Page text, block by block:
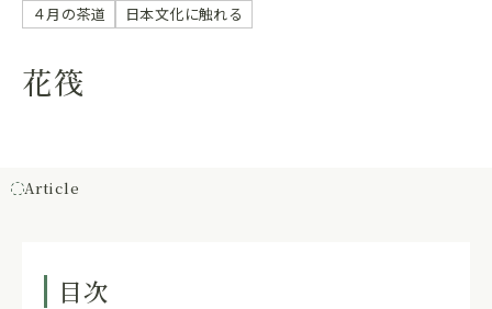
４月の茶道 日本文化に触れる
花筏
Article
目次